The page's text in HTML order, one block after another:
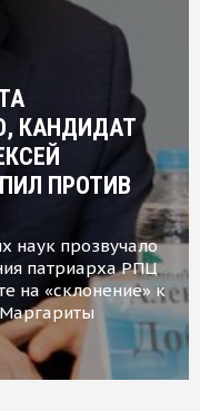
КАНДИДАТ
ПРОТИВ
наук прозвучало
патриарха РПЦ
на «склонение» к